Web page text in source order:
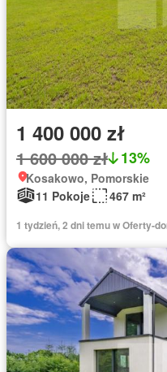
1 400 000 zł
1 600 000 zł 13%
Kosakowo, Pomorskie
11 Pokoje
467 m²
1 tydzień, 2 dni temu w Oferty-